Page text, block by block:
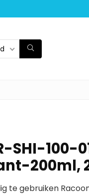
SHI-100-
200ml,
te gebruiken